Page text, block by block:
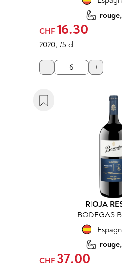
CHF 16.30
2020, 75 cl
- +
RIOJA
BODEGAS
CHF 37.00